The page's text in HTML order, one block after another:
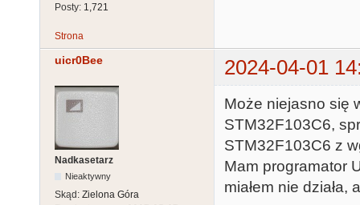
Posty: 1,721
Strona
uicr0Bee 2024-04-01
Nadkasetarz
Nieaktywny
Skąd: Zielona Góra
Może niejasno się
STM32F103C6,
STM32F103C6 z
Mam programator
miałem nie